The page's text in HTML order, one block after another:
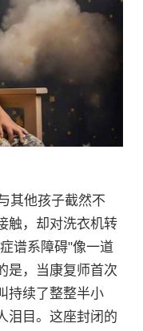
其他孩子截然不
触，却对洗衣机转
谱系障碍"像一道
是，当康复师首次
持续了整整半小
泪目。这座封闭的